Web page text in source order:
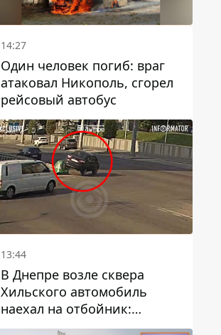
14:27
Один человек погиб: враг
атаковал Никополь, сгорел
рейсовый автобус
13:44
В Днепре возле сквера
Хильского автомобиль
наехал на отбойник:
момент происшествия